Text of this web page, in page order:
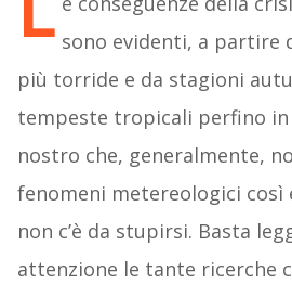
sono evidenti, a partire
più torride e da stagioni
tempeste tropicali perfino in
nostro che, generalmente,
fenomeni metereologici così
non c’è da stupirsi. Basta
attenzione le tante ricerche